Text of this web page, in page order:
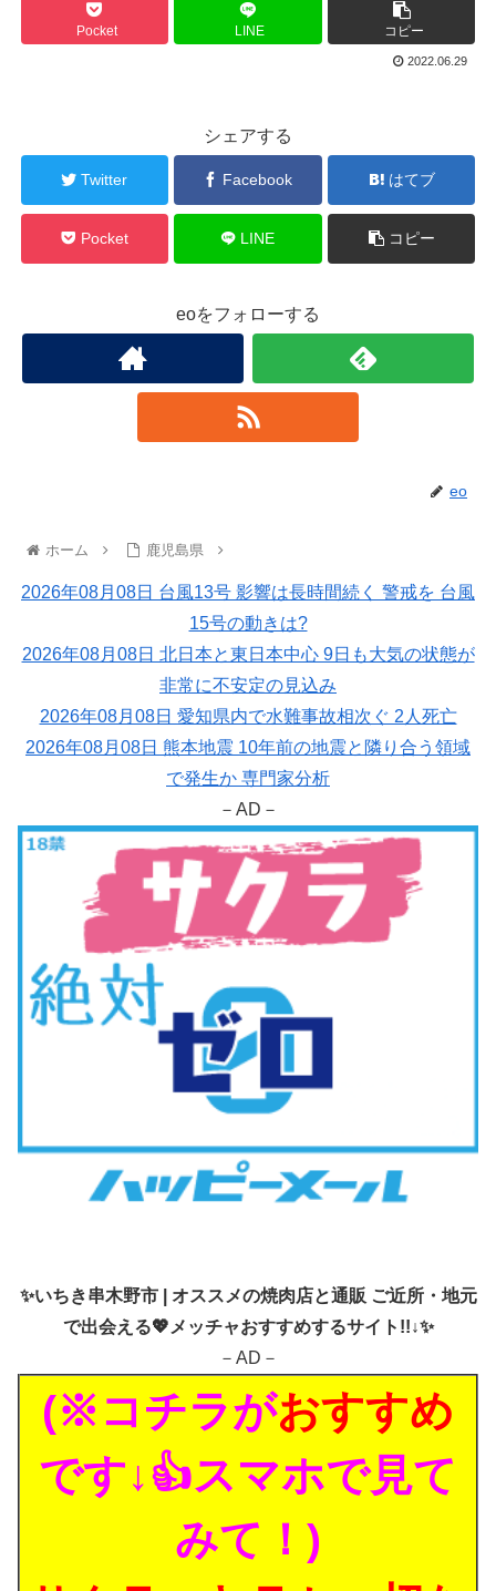
Pocket LINE コピー
2022.06.29
シェアする
Twitter Facebook はてブ
Pocket LINE コピー
eoをフォローする
eo
ホーム 鹿児島県
2026年08月08日 台風13号 影響は長時間続く 警戒を 台風
15号の動きは?
2026年08月08日 北日本と東日本中心 9日も大気の状態が
非常に不安定の見込み
2026年08月08日 愛知県内で水難事故相次ぐ 2人死亡
2026年08月08日 熊本地震 10年前の地震と隣り合う領域
で発生か 専門家分析
－AD－
✨いちき串木野市 | オススメの焼肉店と通販 ご近所・地元
で出会える💖メッチャおすすめするサイト!!↓✨
－AD－
(※コチラがおすすめ
です↓👍スマホで見て
みて！)